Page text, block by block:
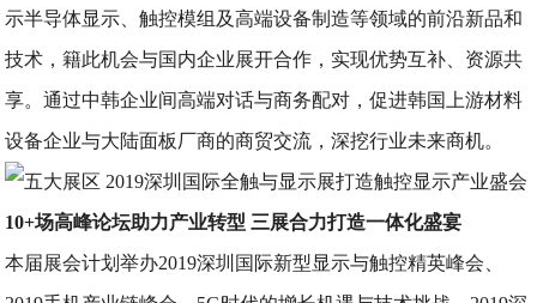
示半导体显示、触控模组及高端设备制造等领域的前沿新品和
技术，籍此机会与国内企业展开合作，实现优势互补、资源共
享。通过中韩企业间高端对话与商务配对，促进韩国上游材料
设备企业与大陆面板厂商的商贸交流，深挖行业未来商机。
10+场高峰论坛助力产业转型 三展合力打造一体化盛宴
本届展会计划举办2019深圳国际新型显示与触控精英峰会、